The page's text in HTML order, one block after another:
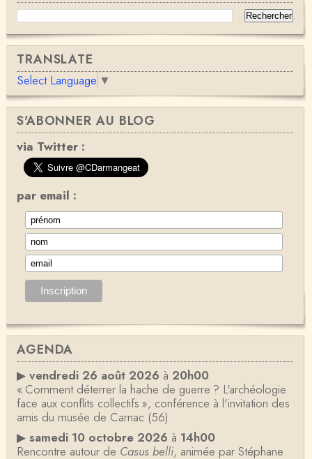
TRANSLATE
Select Language ▼
S'ABONNER AU BLOG
via Twitter :
par email :
AGENDA
▶ vendredi 26 août 2026 à 20h00
« Comment déterrer la hache de guerre ? L'archéologie
face aux conflits collectifs », conférence à l'invitation des
amis du musée de Carnac (56)
▶ samedi 10 octobre 2026 à 14h00
Rencontre autour de Casus belli, animée par Stéphane